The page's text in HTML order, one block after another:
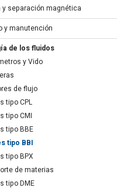
y separación magnética
y manutención
de los fluidos
y Vido
de flujo
tipo CPL
tipo CMI
tipo BBE
tipo BBI
tipo BPX
de materias
tipo DME